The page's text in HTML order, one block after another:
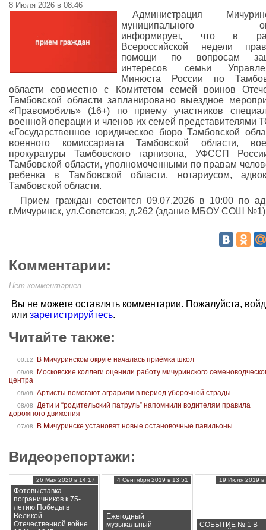
8 Июля 2026 в 08:46
Администрация
муниципального
информирует, что в
Всероссийской недели
помощи по вопросам
интересов семьи
Минюста России по
области совместно с Комитетом семей воинов
Тамбовской области запланировано выездное
«Правомобиль» (16+) по приему участников
военной операции и членов их семей представителями
«Государственное юридическое бюро Тамбовской
военного комиссариата Тамбовской области,
прокуратуры Тамбовского гарнизона, УФССП
Тамбовской области, уполномоченными по правам
ребенка в Тамбовской области, нотариусом,
Тамбовской области.
Прием граждан состоится 09.07.2026 в 10:00 по
г.Мичуринск, ул.Советская, д.262 (здание МБОУ СОШ
Комментарии:
Нет комментариев.
Вы не можете оставлять комментарии. Пожалуйста,
или зарегистрируйтесь.
Читайте также:
00:12 В Мичуринском округе началась приёмка школ
09/08
Московские коллеги оценили работу мичуринского
центра
08/08 Артисты помогают аграриям в период уборочной страды
08/08
Дети и “родительский патруль” напомнили водителям правила
дорожного движения
07/08 В Мичуринске установят новые остановочные павильоны
Видеорепортажи:
Фотовыставка
пограничников к 75-
летию Победы в
Великой
Отечественной войне
26 Мая 2020 в 14:17
Ежегодный
музыкальный
4 Сентября 2019 в 13:51
СОБЫТИЕ № 1 В
19 Июля 2019 в